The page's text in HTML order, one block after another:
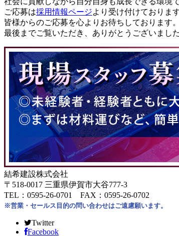
ご応募は採用情報ページより受け付けております
皆様からのご応募を心よりお待ちしております。
最後までご覧いただき、ありがとうございました
結希建設株式会社
〒518-0017 三重県伊賀市大谷777-3
TEL：0595-26-0701 FAX：0595-26-0702
※営業・セールス目的の問い合わせはご遠慮願います。
Twitter
Facebook